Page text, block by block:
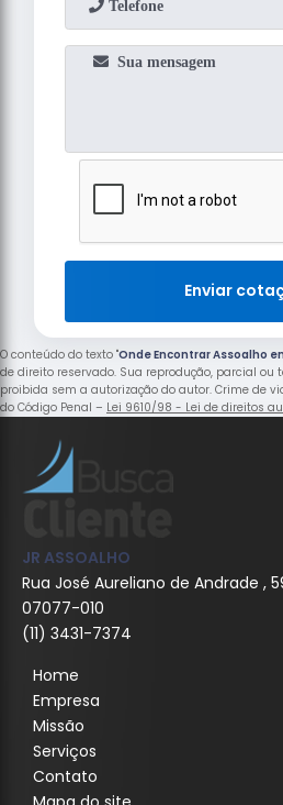
Enviar
O conteúdo do texto "Onde Encontrar Assoalho
de direito reservado. Sua reprodução, parcial ou
proibida sem a autorização do autor. Crime de
do Código Penal – Lei 9610/98 - Lei de direitos
JR ASSOALHO
Rua José Aureliano de Andrade ,
07077-010
(11) 3431-7374
Home
Empresa
Missão
Serviços
Contato